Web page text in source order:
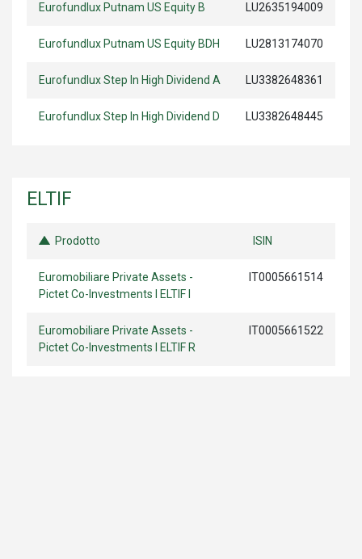
Eurofundlux Putnam US Equity B LU2635194009
Eurofundlux Putnam US Equity BDH LU2813174070
Eurofundlux Step In High Dividend A LU3382648361
Eurofundlux Step In High Dividend D LU3382648445
ELTIF
Prodotto ISIN
Euromobiliare Private Assets -
Pictet Co-Investments I ELTIF I
IT0005661514
Euromobiliare Private Assets -
Pictet Co-Investments I ELTIF R
IT0005661522